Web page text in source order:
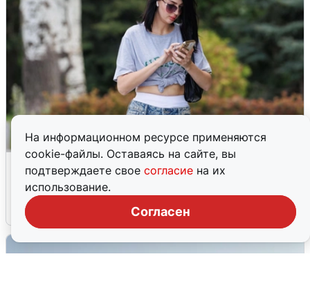
На информационном ресурсе применяются
cookie-файлы. Оставаясь на сайте, вы
подтверждаете свое согласие на их
использование.
Согласен
Волгоградцы остались без
мобильного интернета
6 августа